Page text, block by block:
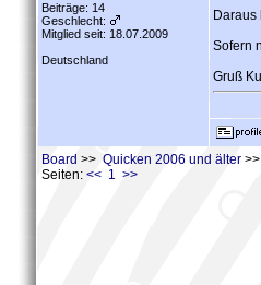
Beiträge: 14
Geschlecht:
Mitglied seit: 18.07.2009
Deutschland
Daraus
Sofern
Gruß
Board >> Quicken 2006 und älter >>
Seiten: << 1 >>